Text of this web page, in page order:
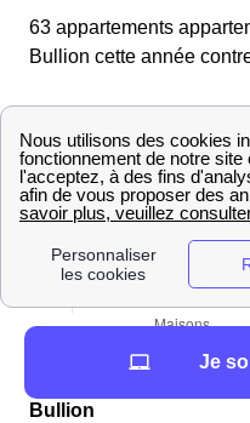
63 appartements
Bullion cette année
Bullion
Je